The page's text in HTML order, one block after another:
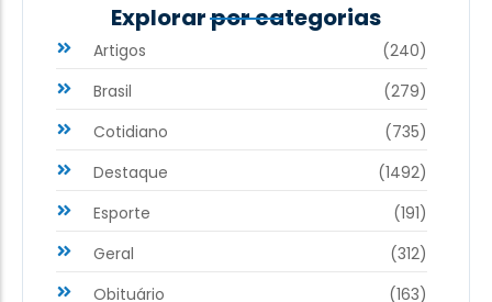
Explorar por categorias
Artigos
(240)
Brasil
(279)
Cotidiano
(735)
Destaque
(1492)
Esporte
(191)
Geral
(312)
Obituário
(163)